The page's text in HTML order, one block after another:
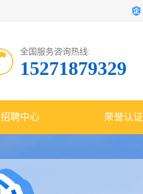
全国服务咨询热线:
15271879329
招聘中心 荣誉认证